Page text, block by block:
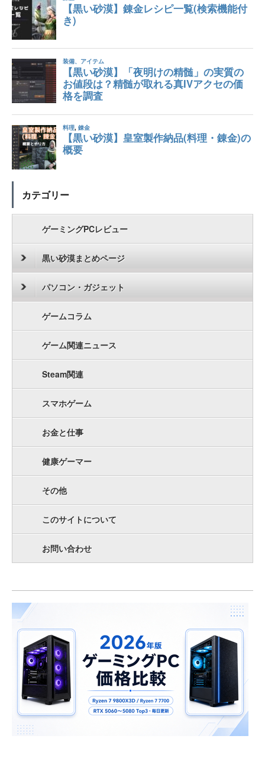
カテゴリー
ゲーミングPCレビュー
黒い砂漠まとめページ
パソコン・ガジェット
ゲームコラム
ゲーム関連ニュース
Steam関連
スマホゲーム
お金と仕事
健康ゲーマー
その他
このサイトについて
お問い合わせ